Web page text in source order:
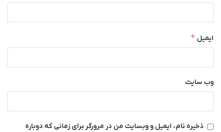
ایمیل *
وب‌ سایت
ذخیره نام، ایمیل و وبسایت من در مرورگر برای زمانی که دوباره